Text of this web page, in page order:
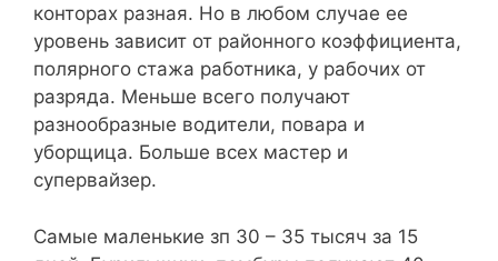
конторах разная. Но в любом случае ее
уровень зависит от районного коэффициента,
полярного стажа работника, у рабочих от
разряда. Меньше всего получают
разнообразные водители, повара и
уборщица. Больше всех мастер и
супервайзер.
Самые маленькие зп 30 – 35 тысяч за 15